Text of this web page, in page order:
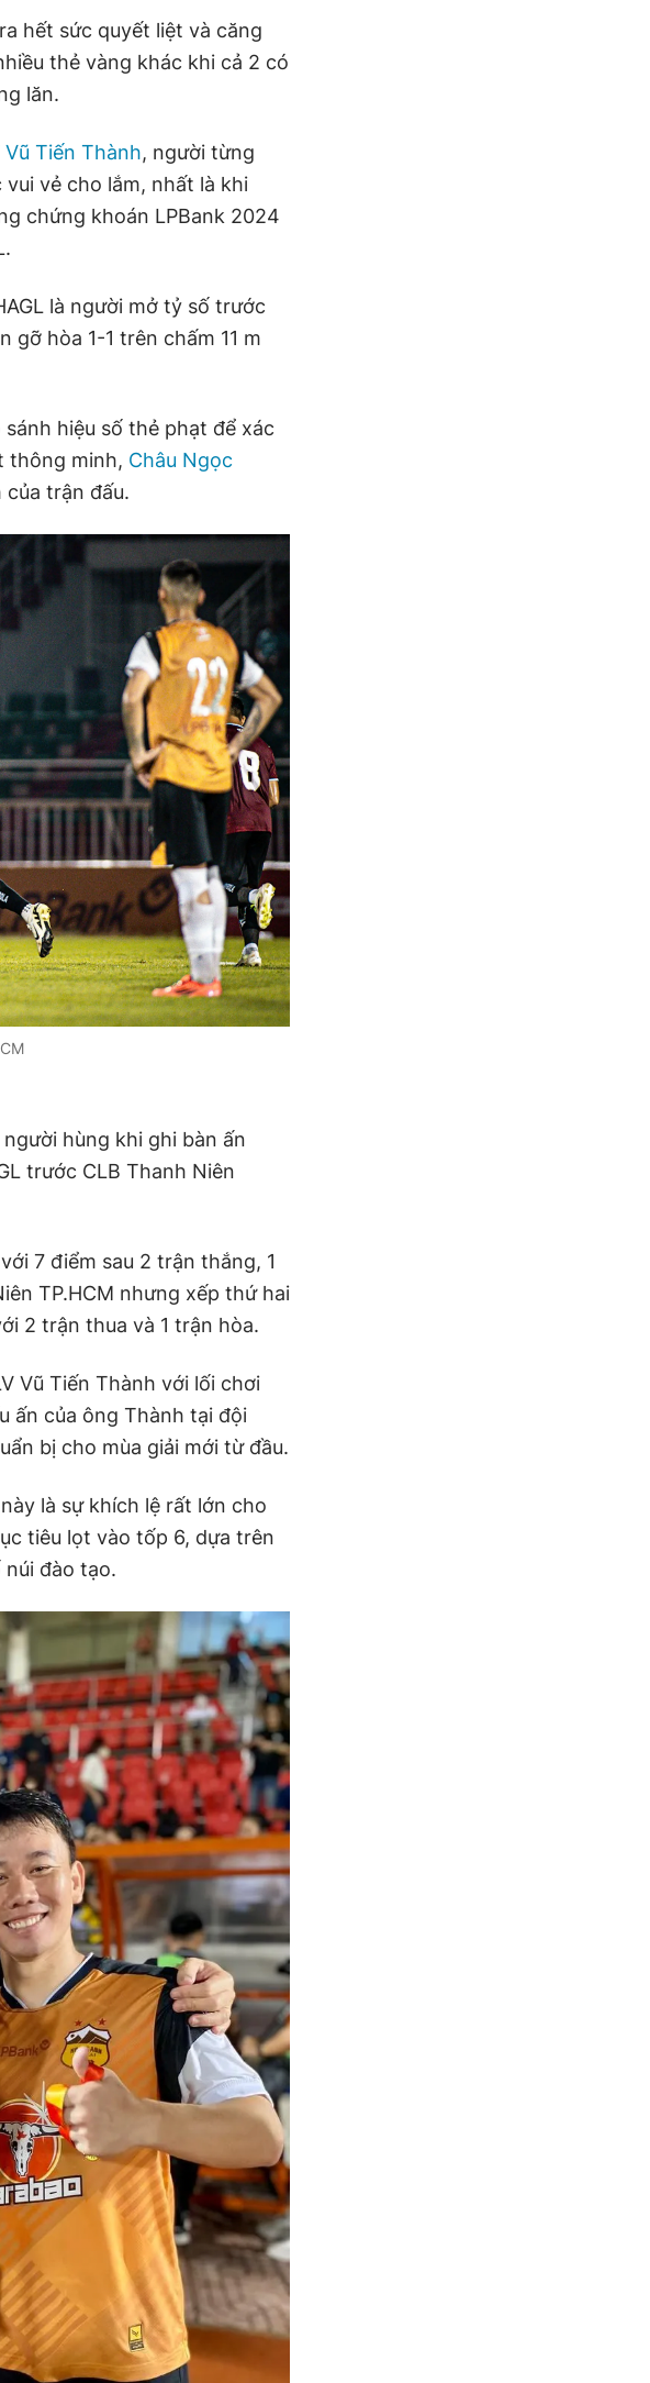
hết sức quyết liệt và căng
thẻ vàng khác khi cả 2 có
lăn.
Vũ Tiến Thành, người từng
vẻ cho lắm, nhất là khi
chứng khoán LPBank 2024
là người mở tỷ số trước
gỡ hòa 1-1 trên chấm 11 m
hiệu số thẻ phạt để xác
thông minh, Châu Ngọc
trận đấu.
hùng khi ghi bàn ấn
trước CLB Thanh Niên
7 điểm sau 2 trận thắng, 1
TP.HCM nhưng xếp thứ hai
2 trận thua và 1 trận hòa.
Vũ Tiến Thành với lối chơi
ấn của ông Thành tại đội
bị cho mùa giải mới từ đầu.
là sự khích lệ rất lớn cho
tiêu lọt vào tốp 6, dựa trên
đào tạo.